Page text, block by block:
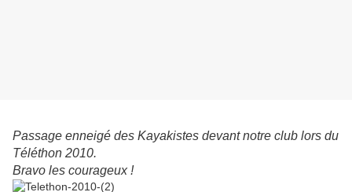
Passage enneigé des Kayakistes devant notre club lors du
Téléthon 2010.
Bravo les courageux !